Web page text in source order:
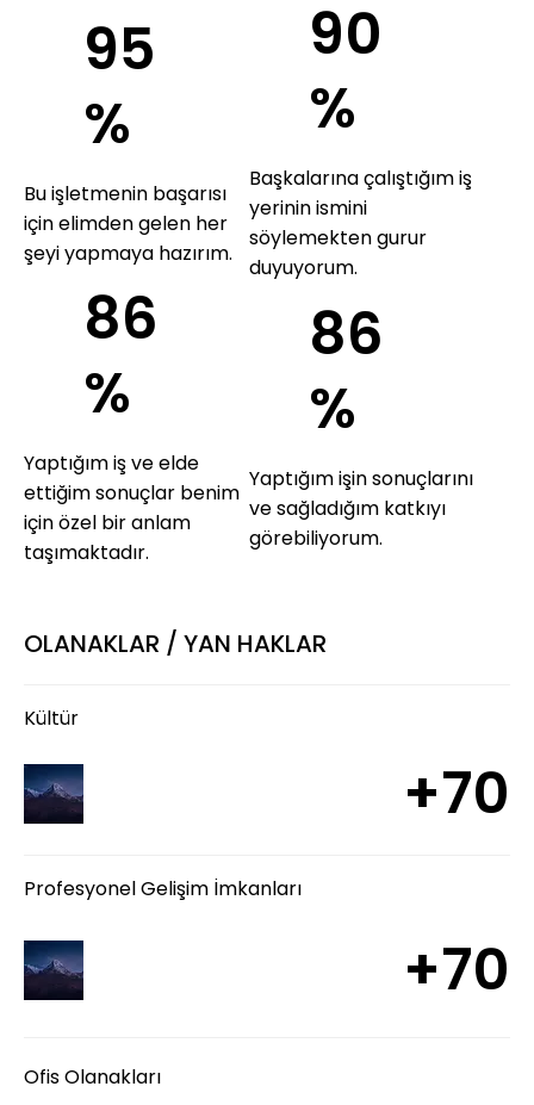
95
%
Bu işletmenin başarısı
için elimden gelen her
şeyi yapmaya hazırım.
90
%
Başkalarına çalıştığım iş
yerinin ismini
söylemekten gurur
duyuyorum.
86
%
Yaptığım iş ve elde
ettiğim sonuçlar benim
için özel bir anlam
taşımaktadır.
86
%
Yaptığım işin sonuçlarını
ve sağladığım katkıyı
görebiliyorum.
OLANAKLAR / YAN HAKLAR
Kültür
+70
Profesyonel Gelişim İmkanları
+70
Ofis Olanakları